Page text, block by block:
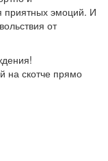
приятных эмоций. И
от
на скотче прямо